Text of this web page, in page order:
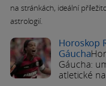
na stránkách, ideální
astrologií.
Horoskop
Gáucha
Gáucha:
atletické